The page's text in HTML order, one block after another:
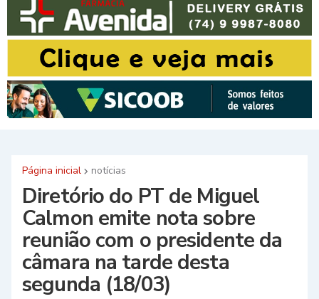
Página inicial notícias
Diretório do PT de Miguel
Calmon emite nota sobre
reunião com o presidente da
câmara na tarde desta
segunda (18/03)